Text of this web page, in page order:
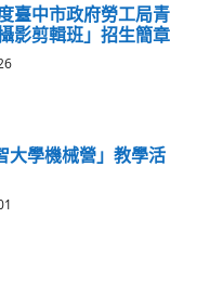
臺中市政府勞工局青
影剪輯班」招生簡章
大學機械營」教學活